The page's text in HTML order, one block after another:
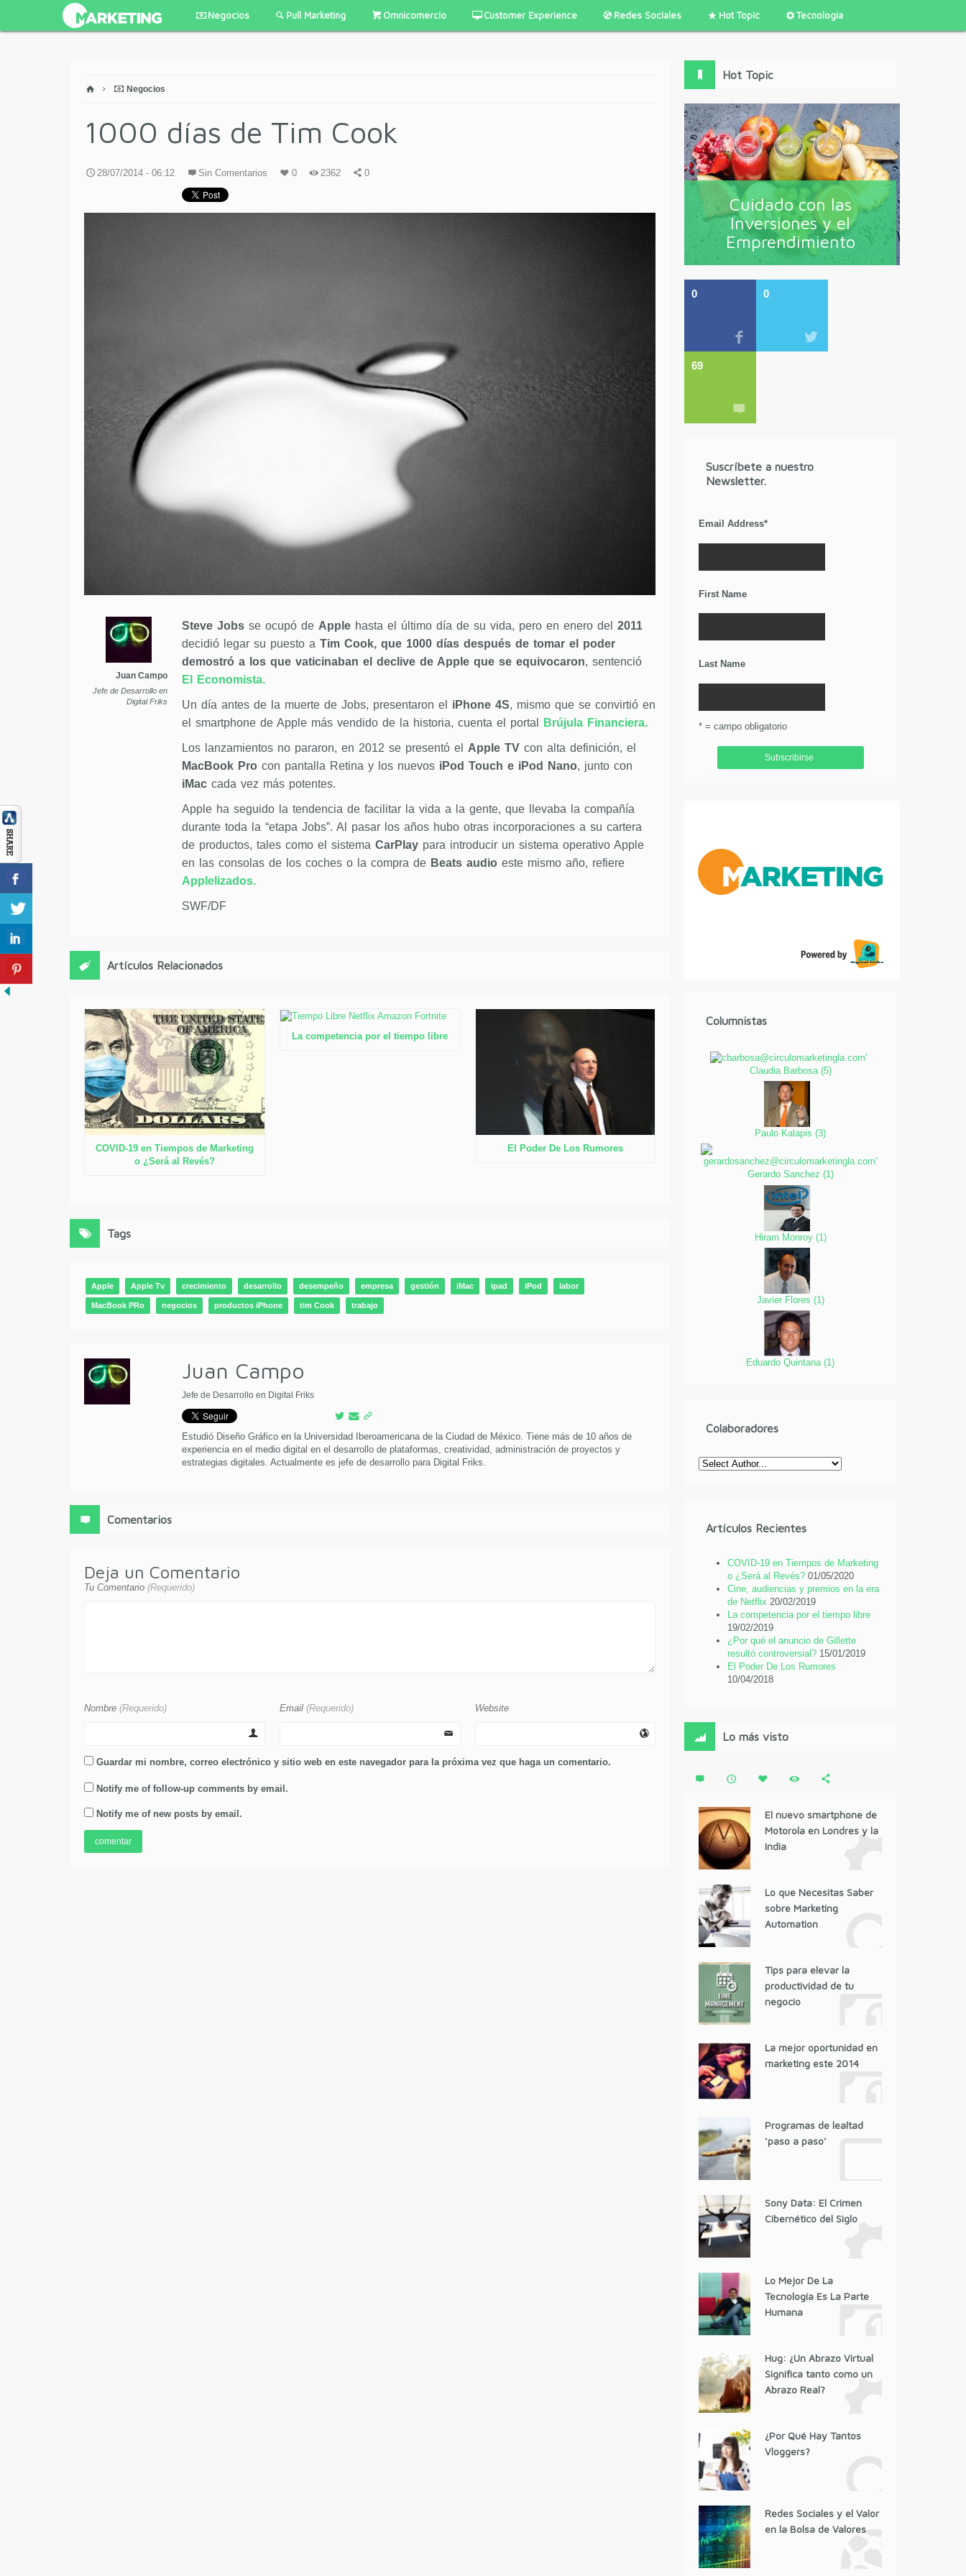
Negocios Pull Marketing Omnicomercio Customer Experience Redes Sociales Hot Topic Tecnología
Negocios
1000 días de Tim Cook
28/07/2014 - 06:12 Sin Comentarios 0 2362 0
Juan Campo
Jefe de Desarrollo en
Digital Friks
Steve Jobsse ocupó de Applehasta el último día de su vida, pero en enero del 2011
decidió legar su puesto a Tim Cook, que 1000 días después de tomar el poder
demostró a los que vaticinaban el declive de Apple que se equivocaron, sentenció
El Economista.
Un día antes de la muerte de Jobs, presentaron el iPhone 4S, mismo que se convirtió en
el smartphone de Apple más vendido de la historia, cuenta el portal
Brújula Financiera.
Los lanzamientos no pararon, en 2012 se presentó el Apple TVcon alta definición, el
MacBook Procon pantalla Retina y los nuevosiPod Touch e iPod Nano, junto con
iMaccada vez más potentes.
Apple ha seguido la tendencia de facilitar la vida a la gente, que llevaba la compañía
durante toda la “etapa Jobs”. Al pasar los años hubo otras incorporaciones a su cartera
de productos, tales como el sistema CarPlaypara introducir un sistema operativo Apple
en las consolas de los coches o la compra deBeats audioeste mismo año, refiere
Applelizados.
SWF/DF
Artículos Relacionados
COVID-19 en Tiempos de Marketing
o ¿Será al Revés?
La competencia por el tiempo libre
El Poder De Los Rumores
Tags
Apple Apple Tv crecimiento desarrollo desempeño empresa gestión iMac ipad iPod labor
MacBook PRo negocios productos iPhone tim Cook trabajo
Juan Campo
Jefe de Desarrollo en Digital Friks
Estudió Diseño Gráfico en la Universidad Iberoamericana de la Ciudad de México. Tiene más de 10 años de
experiencia en el medio digital en el desarrollo de plataformas, creatividad, administración de proyectos y
estrategias digitales. Actualmente es jefe de desarrollo para Digital Friks.
Comentarios
Deja un Comentario
Tu Comentario (Requerido)
Nombre (Requerido) Email (Requerido) Website
Guardar mi nombre, correo electrónico y sitio web en este navegador para la próxima vez que haga un comentario.
Notify me of follow-up comments by email.
Notify me of new posts by email.
Hot Topic
Cuidado con las
Inversiones y el
Emprendimiento
0 0
69
Suscríbete a nuestro
Newsletter.
Email Address*
First Name
Last Name
* = campo obligatorio
Columnistas
Claudia Barbosa (5)
Paulo Kalapis(3)
Gerardo Sanchez (1)
Hiram Monroy (1)
Javier Flores (1)
Eduardo Quintana(1)
Colaboradores
Artículos Recientes
COVID-19 en Tiempos de Marketing
o ¿Será al Revés? 01/05/2020
Cine, audiencias y premios en la era
de Netflix 20/02/2019
La competencia por el tiempo libre
19/02/2019
¿Por qué el anuncio de Gillette
resultó controversial? 15/01/2019
El Poder De Los Rumores
10/04/2018
Lo más visto
El nuevo smartphone de
Motorola en Londres y la
India
Lo que Necesitas Saber
sobre Marketing
Automation
Tips para elevar la
productividad de tu
negocio
La mejor oportunidad en
marketing este 2014
Programas de lealtad
‘paso a paso’
Sony Data: El Crimen
Cibernético del Siglo
Lo Mejor De La
Tecnología Es La Parte
Humana
Hug: ¿Un Abrazo Virtual
Significa tanto como un
Abrazo Real?
¿Por Qué Hay Tantos
Vloggers?
Redes Sociales y el Valor
en la Bolsa de Valores